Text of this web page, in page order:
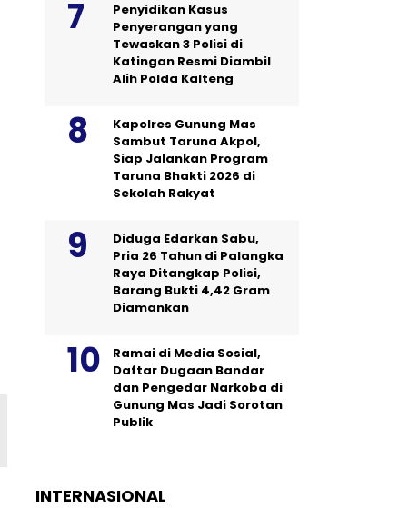
Penyidikan Kasus
Penyerangan yang
Tewaskan 3 Polisi di
Katingan Resmi Diambil
Alih Polda Kalteng
Kapolres Gunung Mas
Sambut Taruna Akpol,
Siap Jalankan Program
Taruna Bhakti 2026 di
Sekolah Rakyat
Diduga Edarkan Sabu,
Pria 26 Tahun di Palangka
Raya Ditangkap Polisi,
Barang Bukti 4,42 Gram
Diamankan
Ramai di Media Sosial,
Daftar Dugaan Bandar
dan Pengedar Narkoba di
Gunung Mas Jadi Sorotan
Publik
INTERNASIONAL